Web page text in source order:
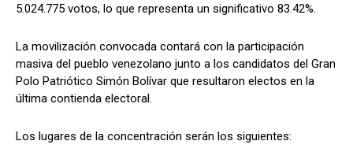
5.024.775 votos, lo que representa un significativo 83.42%.
La movilización convocada contará con la participación
masiva del pueblo venezolano junto a los candidatos del Gran
Polo Patriótico Simón Bolívar que resultaron electos en la
última contienda electoral.
Los lugares de la concentración serán los siguientes: